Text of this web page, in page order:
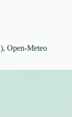
Open-Meteo